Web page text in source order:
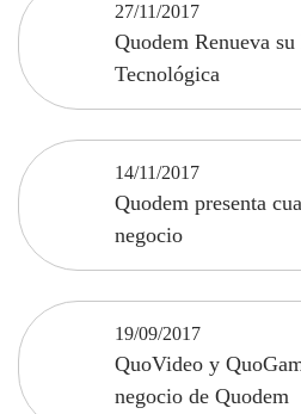
27/11/2017
Quodem Renueva
Tecnológica
14/11/2017
Quodem presenta
negocio
19/09/2017
QuoVideo y
negocio de Quodem